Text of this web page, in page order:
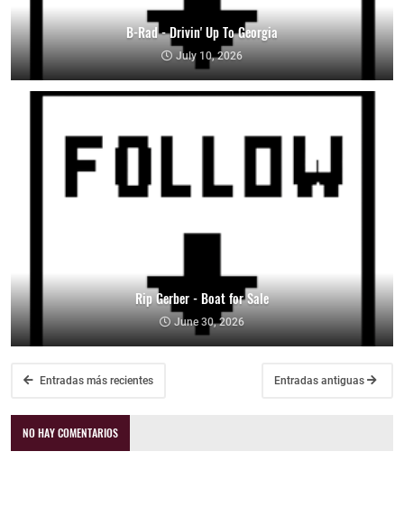
B-Rad - Drivin' Up To Georgia
July 10, 2026
Rip Gerber - Boat for Sale
June 30, 2026
Entradas más recientes Entradas antiguas
NO HAY COMENTARIOS